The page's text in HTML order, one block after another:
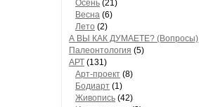
Осень (21)
Весна (6)
Лето (2)
А ВЫ КАК ДУМАЕТЕ? (Вопросы)
Палеонтология (5)
АРТ (131)
Арт-проект (8)
Бодиарт (1)
Живопись (42)